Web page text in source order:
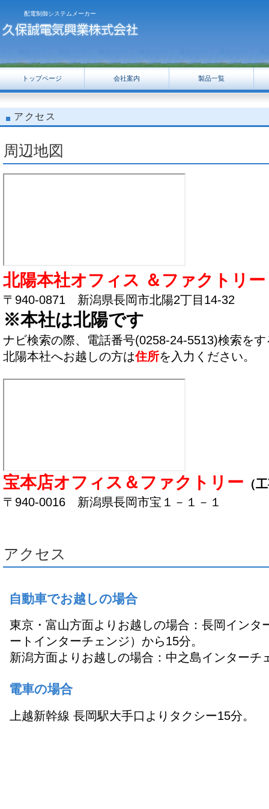
配電制御システムメーカー
アクセス
周辺地図
北陽本社オフィス ＆ファクトリー
〒940-0871 新潟県長岡市北陽2丁目14-32
※本社は北陽です
ナビ検索の際、電話番号(0258-24-5513)検索を
北陽本社へお越しの方は住所を入力ください。
宝本店オフィス＆ファクトリー （
〒940-0016 新潟県長岡市宝１－１－１
アクセス
自動車でお越しの場合
東京・富山方面よりお越しの場合：長岡インタ
ートインターチェンジ）から15分。
新潟方面よりお越しの場合：中之島インターチ
電車の場合
上越新幹線 長岡駅大手口よりタクシー15分。
トップページ 会社案内 製品一覧